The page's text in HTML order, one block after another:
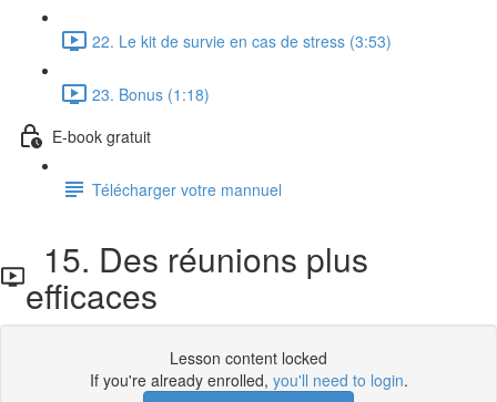
22. Le kit de survie en cas de stress (3:53)
23. Bonus (1:18)
E-book gratuit
Télécharger votre mannuel
15. Des réunions plus
efficaces
Lesson content locked
If you're already enrolled, you'll need to login.